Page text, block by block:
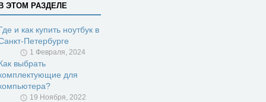
ЭТОМ РАЗДЕЛЕ
и как купить ноутбук в
Петербурге
1 Февраля, 2024
выбрать
для
19 Ноября, 2022